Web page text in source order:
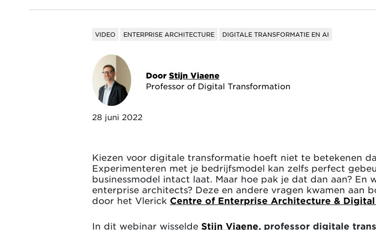
VIDEO ENTERPRISE ARCHITECTURE DIGITALE TRANSFORMATIE EN AI
Door Stijn Viaene
Professor of Digital Transformation
28 juni 2022
Kiezen voor digitale transformatie hoeft niet te betekenen
Experimenteren met je bedrijfsmodel kan zelfs perfect
businessmodel intact laat. Maar hoe pak je dat dan aan?
enterprise architects? Deze en andere vragen kwamen aan
door het Vlerick Centre of Enterprise Architecture &
In dit webinar wisselde Stijn Viaene, professor digitale